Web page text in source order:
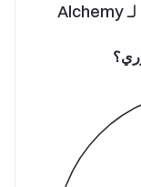
الأسئلة الشائعة حول تدفقات الأموال لـ Alchemy